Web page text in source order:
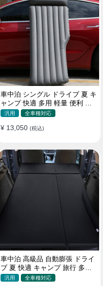
車中泊 シングル ドライブ 夏 キ
ャンプ 快適 多用 軽量 便利 省
スペース 旅行 エアーベッド
汎用 全車種対応
¥ 13,050 (税込)
車中泊 高級品 自動膨張 ドライ
ブ 夏 快適 キャンプ 旅行 多用
取付簡単 収納便利 エアーベッ
汎用 全車種対応